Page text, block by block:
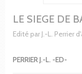
LE SIEGE DE
Edité par J.-L. Perrier
PERRIER J.-L. -ED-